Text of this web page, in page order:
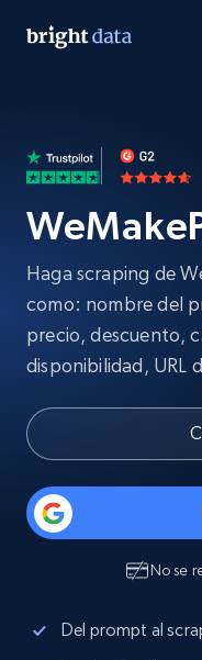
Haga scraping de
como: nombre del
precio, descuento,
disponibilidad, URL
No se
Del prompt al